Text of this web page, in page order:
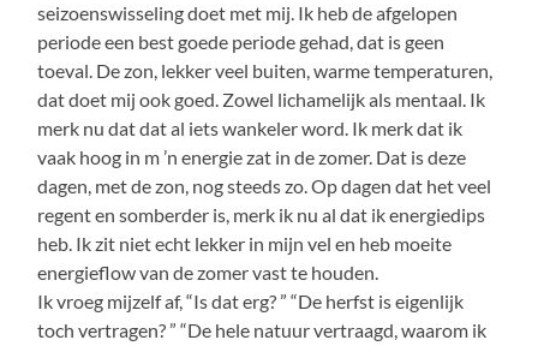
seizoenswisseling doet met mij. Ik heb de afgelopen
periode een best goede periode gehad, dat is geen
toeval. De zon, lekker veel buiten, warme temperaturen,
dat doet mij ook goed. Zowel lichamelijk als mentaal. Ik
merk nu dat dat al iets wankeler word. Ik merk dat ik
vaak hoog in m ’n energie zat in de zomer. Dat is deze
dagen, met de zon, nog steeds zo. Op dagen dat het veel
regent en somberder is, merk ik nu al dat ik energiedips
heb. Ik zit niet echt lekker in mijn vel en heb moeite
energieflow van de zomer vast te houden.
Ik vroeg mijzelf af, “Is dat erg? ” “De herfst is eigenlijk
toch vertragen? ” “De hele natuur vertraagd, waarom ik